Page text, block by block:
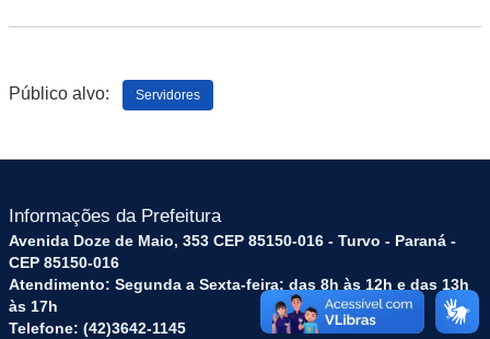
Público alvo: Servidores
Informações da Prefeitura
Avenida Doze de Maio, 353 CEP 85150-016 - Turvo - Paraná -
CEP 85150-016
Atendimento: Segunda a Sexta-feira: das 8h às 12h e das 13h
às 17h
Telefone: (42)3642-1145